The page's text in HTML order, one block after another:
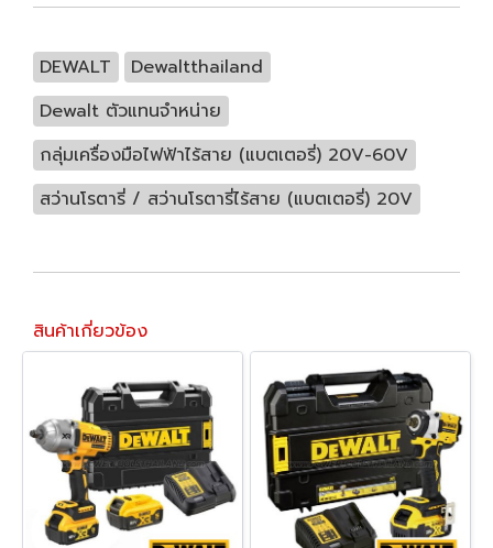
DEWALT
Dewaltthailand
Dewalt ตัวแทนจำหน่าย
กลุ่มเครื่องมือไฟฟ้าไร้สาย (แบตเตอรี่) 20V-60V
สว่านโรตารี่ / สว่านโรตารี่ไร้สาย (แบตเตอรี่) 20V
สินค้าเกี่ยวข้อง